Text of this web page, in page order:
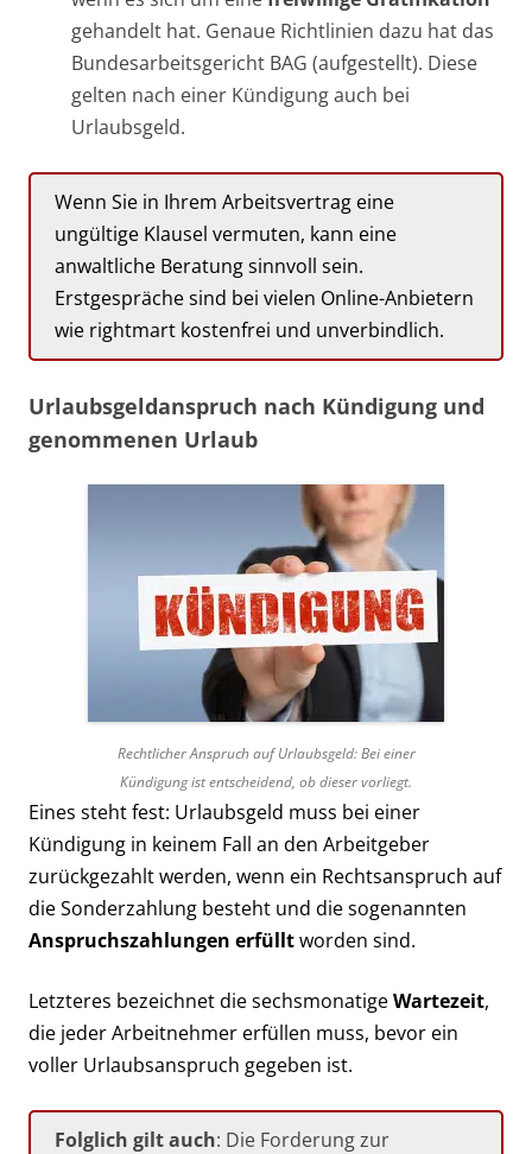
gehandelt hat. Genaue Richtlinien dazu hat das
Bundesarbeitsgericht BAG (aufgestellt). Diese
gelten nach einer Kündigung auch bei
Urlaubsgeld.
Wenn Sie in Ihrem Arbeitsvertrag eine
ungültige Klausel vermuten, kann eine
anwaltliche Beratung sinnvoll sein.
Erstgespräche sind bei vielen Online-Anbietern
wie rightmart kostenfrei und unverbindlich.
Urlaubsgeldanspruch nach Kündigung und
genommenen Urlaub
Rechtlicher Anspruch auf Urlaubsgeld: Bei einer
Kündigung ist entscheidend, ob dieser vorliegt.
Eines steht fest: Urlaubsgeld muss bei einer
Kündigung in keinem Fall an den Arbeitgeber
zurückgezahlt werden, wenn ein Rechtsanspruch auf
die Sonderzahlung besteht und die sogenannten
Anspruchszahlungen erfülltworden sind.
Letzteres bezeichnet die sechsmonatigeWartezeit,
die jeder Arbeitnehmer erfüllen muss, bevor ein
voller Urlaubsanspruch gegeben ist.
Folglich gilt auch: Die Forderung zur